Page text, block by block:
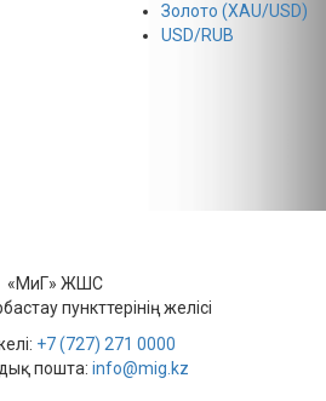
Золото (XAU/USD)
USD/RUB
«МиГ» ЖШС
пункттерінің желісі
+7 (727) 271 0000
пошта: info@mig.kz